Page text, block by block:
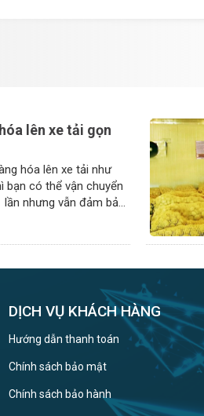
lên xe tải gọn
hóa lên xe tải như
bạn có thể vận chuyển
nhưng vẫn đảm bảo
DỊCH VỤ KHÁCH HÀNG
Hướng dẫn thanh toán
Chính sách bảo mật
Chính sách bảo hành